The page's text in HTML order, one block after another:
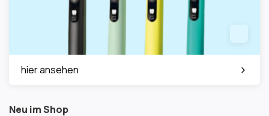
hier ansehen
Neu im Shop